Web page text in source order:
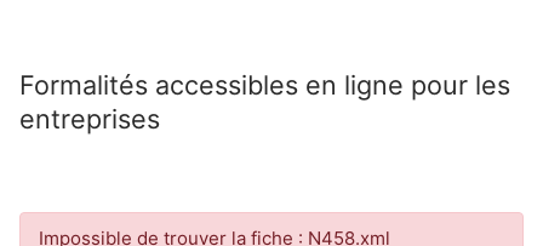
Formalités accessibles en ligne pour les
entreprises
Impossible de trouver la fiche : N458.xml